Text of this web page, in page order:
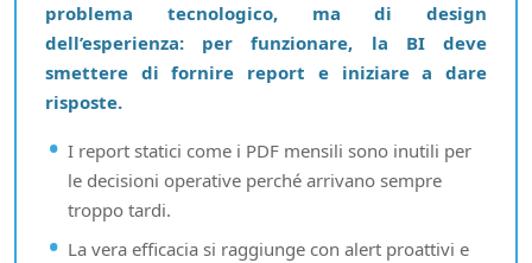
problema tecnologico, ma di design
dell’esperienza: per funzionare, la BI deve
smettere di fornire report e iniziare a dare
risposte.
I report statici come i PDF mensili sono inutili per
le decisioni operative perché arrivano sempre
troppo tardi.
La vera efficacia si raggiunge con alert proattivi e